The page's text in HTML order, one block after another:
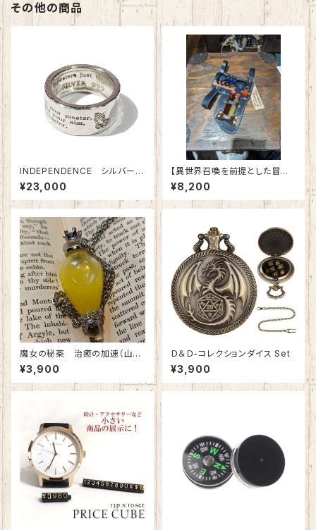
その他の商品
INDEPENDENCE シルバーリ
ング 【インディペンデンス】純
銀 シルバー999【Aim】 指
輪 アクセサリー
¥23,000
【異世界召喚を前提とした冒険
者のベルトⅡ型】～マルチ汎用
型～ レザーベルト 本革 和装 ス
チームパンク ゴシック コスプレ
¥8,200
魔女の秘薬 治癒の加速（山
吹）-砂岩砂漠地帯産 鉱乳 ネ
ックレス オリジナルアクセサリ
ー ハンドメイド 変色
¥3,900
Ｄ＆Ｄ-コレクションダイス Set
¥3,900